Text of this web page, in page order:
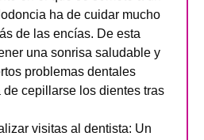
ha de cuidar mucho
de las encías. De esta
una sonrisa saludable y
problemas dentales
cepillarse los dientes tras
visitas al dentista: Un